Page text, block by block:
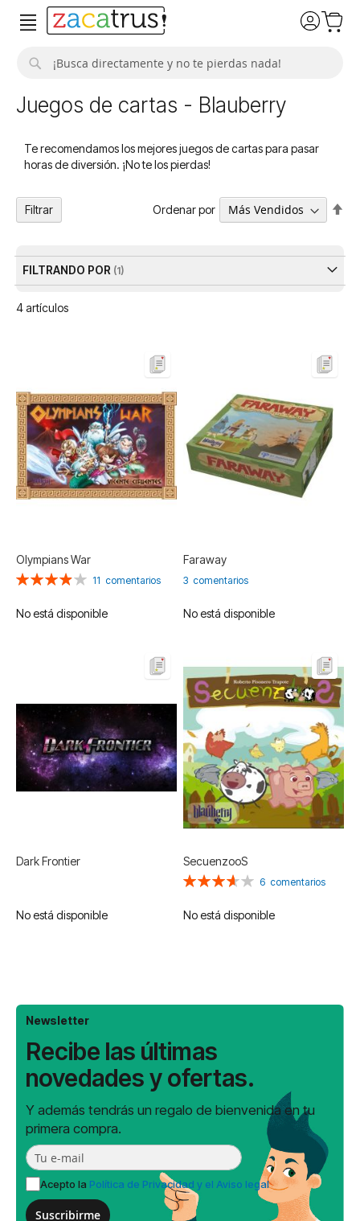
Juegos de cartas - Blauberry
Te recomendamos los mejores juegos de cartas para pasar
horas de diversión. ¡No te los pierdas!
4artículos
Ordenar por
Olympians War
Valoración:
11 comentarios
No está disponible
Faraway
3 comentarios
No está disponible
Dark Frontier
No está disponible
SecuenzooS
Valoración:
6 comentarios
No está disponible
Filtrar
FILTRANDO POR
Newsletter
Recibe las últimas
novedades y ofertas.
Y además tendrás un regalo de bienvenida en tu
primera compra.
Acepto la Política de Privacidad y el Aviso legal
Suscribirme